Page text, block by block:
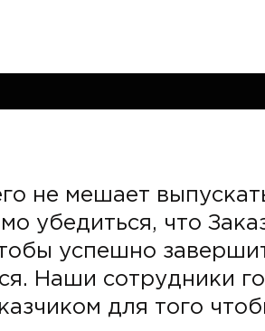
не мешает
убедиться, что
успешно
Наши сотрудники
для того